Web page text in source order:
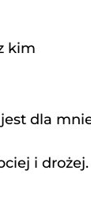
kim
dla
i drożej.